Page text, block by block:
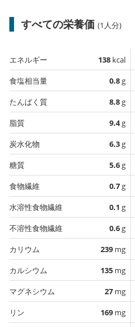
すべての栄養価 (1人分)
エネルギー 138 kcal
食塩相当量
0.8g
たんぱく質
8.8g
脂質
9.4g
炭水化物
6.3g
糖質
5.6g
食物繊維
0.7g
水溶性食物繊維
0.1 g
不溶性食物繊維
0.6g
カリウム
239 mg
カルシウム
135 mg
マグネシウム
27 mg
リン
169 mg